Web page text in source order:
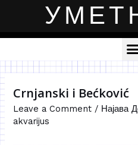
Crnjanski i Bećković
Leave a Comment / Најава
akvarijus